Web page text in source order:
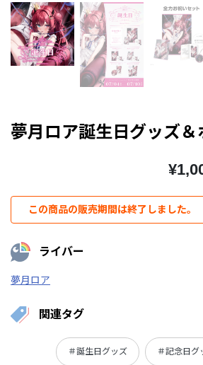
夢月ロア誕生日グッズ＆
この商品の販売期間は終了しました。
ライバー
夢月ロア
関連タグ
＃誕生日グッズ ＃記念日グ